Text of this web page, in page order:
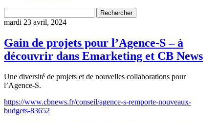
mardi 23 avril, 2024
Gain de projets pour l’Agence-S – à
découvrir dans Emarketing et CB News
Une diversité de projets et de nouvelles collaborations pour
l’Agence-S.
https://www.cbnews.fr/conseil/agence-s-remporte-nouveaux-
budgets-83652